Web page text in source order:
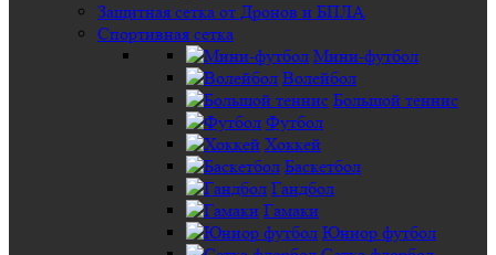
Защитная сетка от Дронов и БПЛА
Спортивная сетка
Мини-футбол
Волейбол
Большой теннис
Футбол
Хоккей
Баскетбол
Гандбол
Гамаки
Юниор футбол